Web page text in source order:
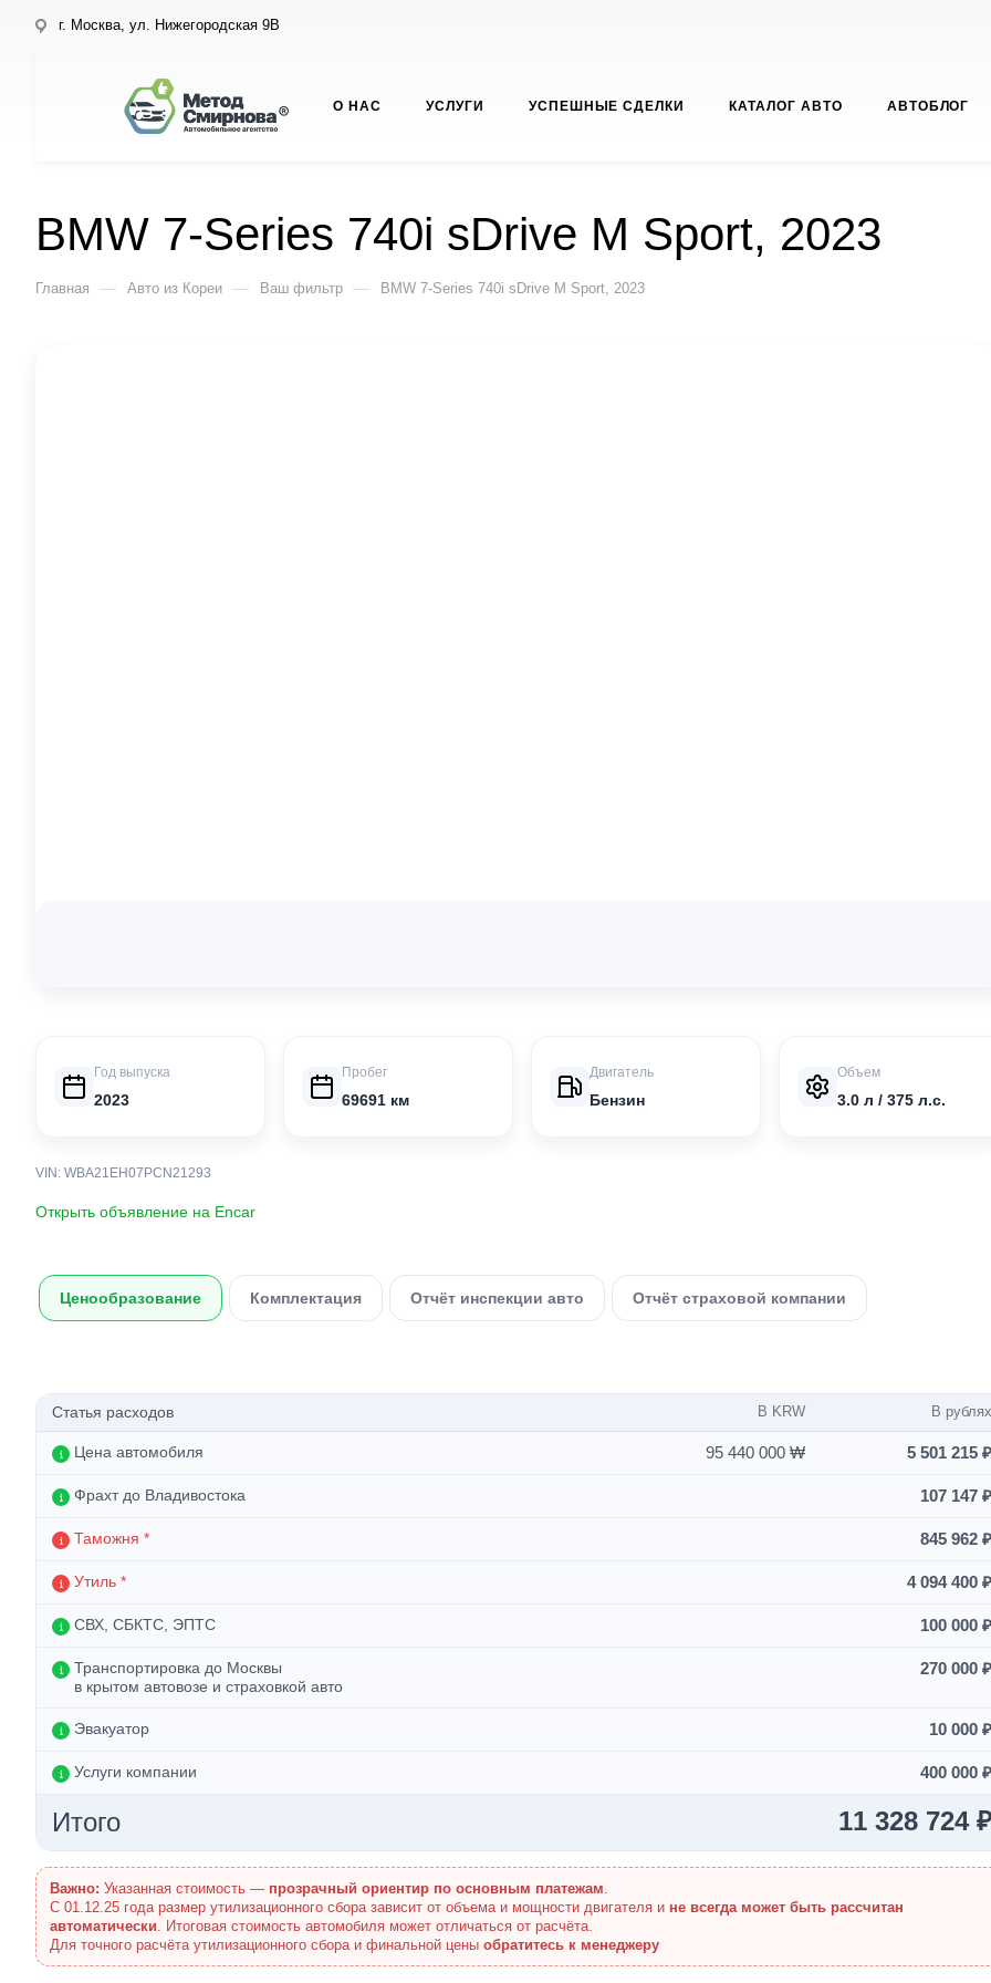
г. Москва, ул. Нижегородская 9В
О НАС УСЛУГИ УСПЕШНЫЕ СДЕЛКИ КАТАЛОГ АВТО АВТОБЛОГ
BMW 7-Series 740i sDrive M Sport, 2023
Главная — Авто из Кореи — Ваш фильтр — BMW 7-Series 740i sDrive M Sport, 2023
Год выпуска
2023
Пробег
69691 км
Двигатель
Бензин
Объем
3.0 л / 375 л.с.
VIN: WBA21EH07PCN21293
Открыть объявление на Encar
Ценообразование Комплектация Отчёт инспекции авто Отчёт страховой компании
Статья расходов В KRW В рублях
Цена автомобиля 95 440 000 ₩ 5 501 215 ₽
Фрахт до Владивостока 107 147 ₽
Таможня * 845 962 ₽
Утиль * 4 094 400 ₽
СВХ, СБКТС, ЭПТС 100 000 ₽
Транспортировка до Москвы
в крытом автовозе и страховкой авто
270 000 ₽
Эвакуатор 10 000 ₽
Услуги компании 400 000 ₽
Итого 11 328 724 ₽
Важно: Указанная стоимость — прозрачный ориентир по основным платежам.
С 01.12.25 года размер утилизационного сбора зависит от объема и мощности двигателя и не всегда может быть рассчитан
автоматически. Итоговая стоимость автомобиля может отличаться от расчёта.
Для точного расчёта утилизационного сбора и финальной цены обратитесь к менеджеру